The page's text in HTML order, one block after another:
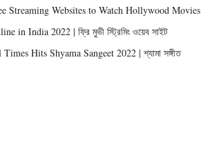
Streaming Websites to Watch Hollywood Movies
in India 2022 | ফ্রি মুভী স্ট্রিমিং ওয়েব সাইট
Hits Shyama Sangeet 2022 | শ্যামা সঙ্গীত